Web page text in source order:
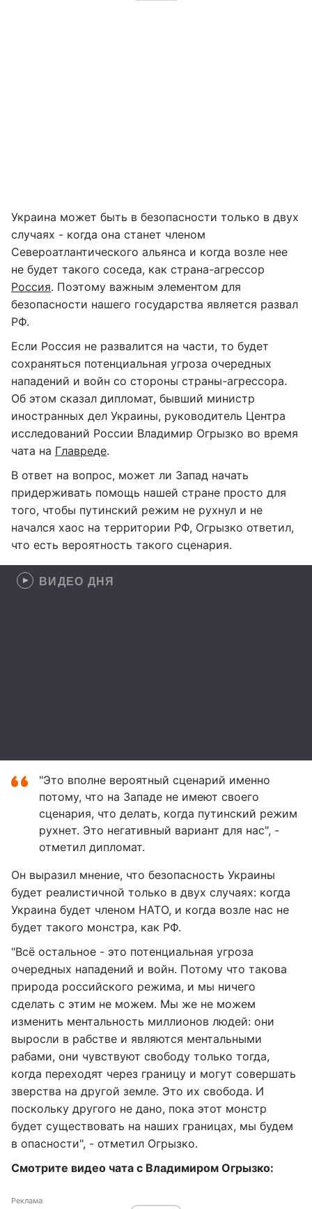
Украина может быть в безопасности только в двух
случаях - когда она станет членом
Североатлантического альянса и когда возле нее
не будет такого соседа, как страна-агрессор
Россия. Поэтому важным элементом для
безопасности нашего государства является развал
РФ.
Если Россия не развалится на части, то будет
сохраняться потенциальная угроза очередных
нападений и войн со стороны страны-агрессора.
Об этом сказал дипломат, бывший министр
иностранных дел Украины, руководитель Центра
исследований России Владимир Огрызко во время
чата на Главреде.
В ответ на вопрос, может ли Запад начать
придерживать помощь нашей стране просто для
того, чтобы путинский режим не рухнул и не
начался хаос на территории РФ, Огрызко ответил,
что есть вероятность такого сценария.
ВИДЕО ДНЯ
"Это вполне вероятный сценарий именно
потому, что на Западе не имеют своего
сценария, что делать, когда путинский режим
рухнет. Это негативный вариант для нас", -
отметил дипломат.
Он выразил мнение, что безопасность Украины
будет реалистичной только в двух случаях: когда
Украина будет членом НАТО, и когда возле нас не
будет такого монстра, как РФ.
"Всё остальное - это потенциальная угроза
очередных нападений и войн. Потому что такова
природа российского режима, и мы ничего
сделать с этим не можем. Мы же не можем
изменить ментальность миллионов людей: они
выросли в рабстве и являются ментальными
рабами, они чувствуют свободу только тогда,
когда переходят через границу и могут совершать
зверства на другой земле. Это их свобода. И
поскольку другого не дано, пока этот монстр
будет существовать на наших границах, мы будем
в опасности", - отметил Огрызко.
Смотрите видео чата с Владимиром Огрызко:
Реклама